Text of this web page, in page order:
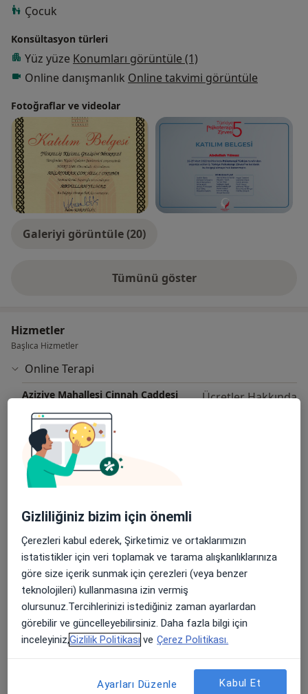
Çocuk
Konsültasyon türleri
Yüz yüze Konumları görüntüle (1)
Online danışmanlık Online takvimi görüntüle
Fotoğraflar ve videolar
Galeriyi görüntüle (20)
Tümünü gösterdeneyim hakkında
Hizmetler
Başlıca Hizmetler
Online Terapi
Aziziye Mahallesi Cinnah Caddesi
Ücretler Hakkında
Yılmaz Yol Arkadaşları Danışmanlık
Online Danışmanlık
Psikoloji Randevusu
Aziziye Mahallesi Cinnah Caddesi
No:66/7, Çankaya
Yılmaz Yol Arkadaşları Danışmanlık
Online Danışmanlık
Diğer Hizmetler
ADHD (Dikkat Eksikliği - Hiperaktivite Bozukluğu)
Testi
Agte- Ankara Gelişim Tarama Envanteri
Gizliliğiniz bizim için önemli
Çerezleri kabul ederek, Şirketimiz ve ortaklarımızın
istatistikler için veri toplamak ve tarama alışkanlıklarınıza
göre size içerik sunmak için çerezleri (veya benzer
teknolojileri) kullanmasına izin vermiş
olursunuz.Tercihlerinizi istediğiniz zaman ayarlardan
görebilir ve güncelleyebilirsiniz. Daha fazla bilgi için
inceleyiniz,Gizlilik Politikası ve Çerez Politikası.
Ayarları Düzenle Kabul Et